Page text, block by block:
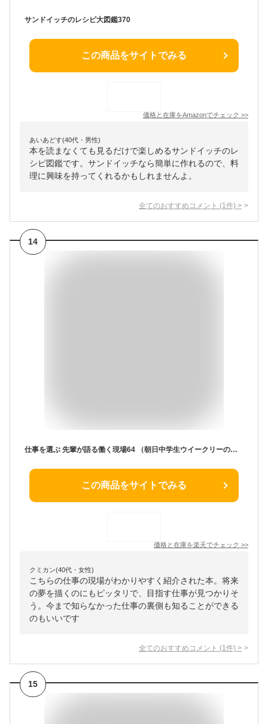
サンドイッチのレシピ大図鑑370
この商品をサイトでみる
価格と在庫をAmazonでチェック >>
あいあどす(40代・男性)
本を読まなくても見るだけで楽しめるサンドイッチのレ
シピ図鑑です。サンドイッチなら簡単に作れるので、料
理に興味を持ってくれるかもしれませんよ。
全てのおすすめコメント (1 件) >
14
仕事を選ぶ 先輩が語る働く現場64 （朝日中学生ウイークリーの本） [ 朝日中学生ウイークリー編集部 ]
この商品をサイトでみる
価格と在庫を楽天でチェック >>
クミカン(40代・女性)
こちらの仕事の現場がわかりやすく紹介された本。将来
の夢を描くのにもピッタリで、目指す仕事が見つかりそ
う。今まで知らなかった仕事の裏側も知ることができる
のもいいです
全てのおすすめコメント (1 件) >
15